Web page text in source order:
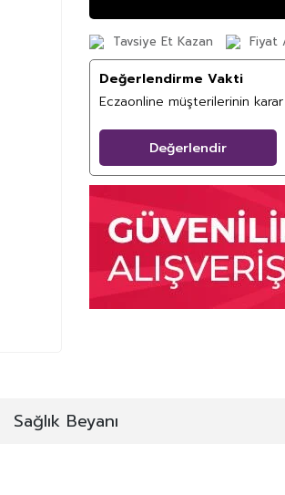
Tavsiye Et Kazan Fiyat
Değerlendirme Vakti
Eczaonline müşterilerinin
Değerlendir
Sağlık Beyanı